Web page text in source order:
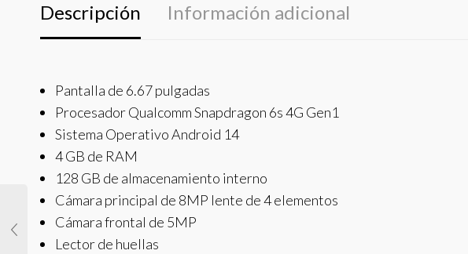
Descripción Información adicional
Pantalla de 6.67 pulgadas
Procesador Qualcomm Snapdragon 6s 4G Gen1
Sistema Operativo Android 14
4 GB de RAM
128 GB de almacenamiento interno
Cámara principal de 8MP lente de 4 elementos
Cámara frontal de 5MP
Lector de huellas